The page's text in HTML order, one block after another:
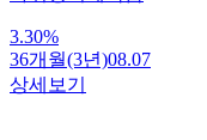
3.30%
36개월(3년)08.07
상세보기